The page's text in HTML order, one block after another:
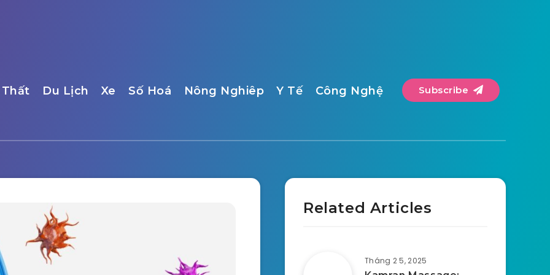
Du Lịch Xe Số Hoá Nông Nghiêp Y Tế Công Nghệ Subscribe
Related Articles
Tháng 2 5, 2025